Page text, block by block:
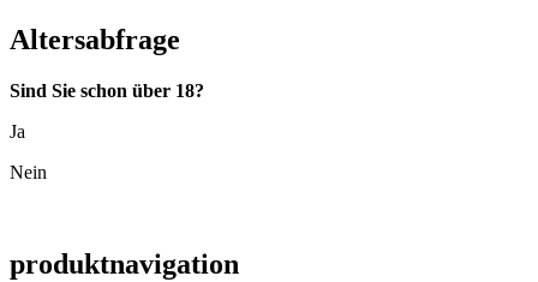
Altersabfrage
Sind Sie schon über 18?
Ja
Nein
produktnavigation